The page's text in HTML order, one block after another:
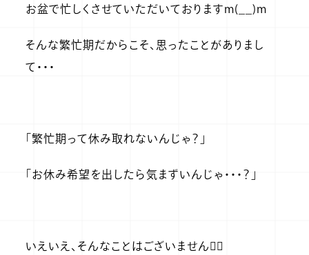
お盆で忙しくさせていただいておりますm(__)m
そんな繁忙期だからこそ、思ったことがありまし
て・・・
「繁忙期って休み取れないんじゃ？」
「お休み希望を出したら気まずいんじゃ・・・？」
いえいえ、そんなことはございません🙆‍♂️